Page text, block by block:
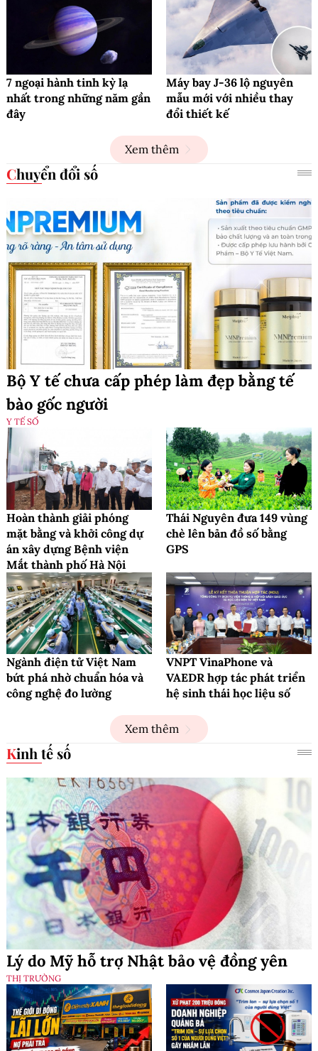
7 ngoại hành tinh kỳ lạ
nhất trong những năm gần
đây
Máy bay J-36 lộ nguyên
mẫu mới với nhiều thay
đổi thiết kế
Xem thêm
Chuyển đổi số
Bộ Y tế chưa cấp phép làm đẹp bằng tế
bào gốc người
Y TẾ SỐ
Hoàn thành giải phóng
mặt bằng và khởi công dự
án xây dựng Bệnh viện
Mắt thành phố Hà Nội
Thái Nguyên đưa 149 vùng
chè lên bản đồ số bằng
GPS
Ngành điện tử Việt Nam
bứt phá nhờ chuẩn hóa và
công nghệ đo lường
VNPT VinaPhone và
VAEDR hợp tác phát triển
hệ sinh thái học liệu số
Xem thêm
Kinh tế số
Lý do Mỹ hỗ trợ Nhật bảo vệ đồng yên
THỊ TRƯỜNG